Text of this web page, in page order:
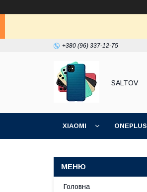
+380 (96) 337-12-75
SALTOV
XIAOMI ONEPLUS
Головна